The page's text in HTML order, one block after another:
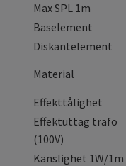
Max SPL 1m
Baselement
Diskantelement
Material
Effekttålighet
Effektuttag trafo
(100V)
Känslighet 1W/1m